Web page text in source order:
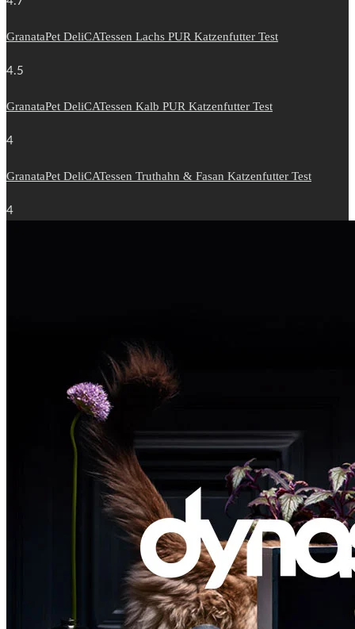
GranataPet DeliCATessen Lachs PUR Katzenfutter Test
4.5
GranataPet DeliCATessen Kalb PUR Katzenfutter Test
4
GranataPet DeliCATessen Truthahn & Fasan Katzenfutter Test
4